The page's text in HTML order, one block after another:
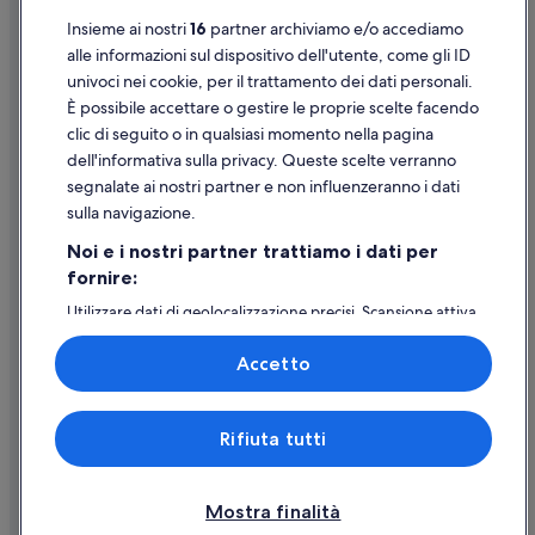
Stazione di Riomaggiore: hotel nelle vicinanze
Riomaggiore: hotel
Castello di Riomaggiore: hotel nelle vicinanze
Presepe di Manarola: hotel nelle vicinanze
Chiesa di San Lorenzo: hotel nelle vicinanze
Via dell'Amore: hotel a 5 stelle
Manarola: hotel a 2 stelle
Manarola: hotel a 3 stelle
Riomaggiore: hotel a 3 stelle
Riomaggiore: hotel a 4 stelle
Riomaggiore: hotel a 5 stelle
Supporto
Assistenza clienti
Contattaci
Come cancellare un volo
Come modificare la prenotazione di un hotel o una casa vacanze
Utilizzare un coupon Expedia
Documenti per i viaggi internazionali
© 2026 Expedia, Inc., una società di Expedia Group. Tutti i diritti riservati.
Expedia e il logo di Expedia sono marchi registrati o marchi di Expedia,
Insieme ai nostri16 partner archiviamo e/o accediamo
alle informazioni sul dispositivo dell'utente, come gli ID
univoci nei cookie, per il trattamento dei dati personali.
È possibile accettare o gestire le proprie scelte facendo
clic di seguito o in qualsiasi momento nella pagina
dell'informativa sulla privacy. Queste scelte verranno
segnalate ai nostri partner e non influenzeranno i dati
sulla navigazione.
Noi e i nostri partner trattiamo i dati per
fornire:
Utilizzare dati di geolocalizzazione precisi. Scansione attiva
delle caratteristiche del dispositivo ai fini
dell’identificazione. Archiviare informazioni su dispositivo
e/o accedervi. Pubblicità e contenuti personalizzati,
misurazione delle prestazioni dei contenuti e degli
annunci, ricerche sul pubblico, sviluppo di servizi.
Elenco dei partner (fornitori)
Mostra finalità
Rifiuta tutti
Accetto